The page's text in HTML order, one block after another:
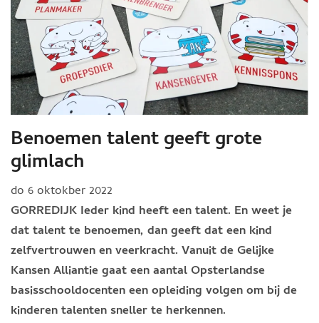
Benoemen talent geeft grote
glimlach
do 6 oktokber 2022
GORREDIJK Ieder kind heeft een talent. En weet je
dat talent te benoemen, dan geeft dat een kind
zelfvertrouwen en veerkracht. Vanuit de Gelijke
Kansen Alliantie gaat een aantal Opsterlandse
basisschooldocenten een opleiding volgen om bij de
kinderen talenten sneller te herkennen.